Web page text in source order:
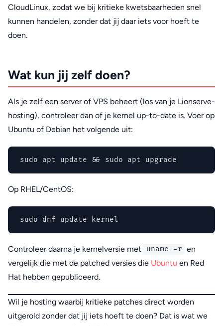
CloudLinux, zodat we bij kritieke kwetsbaarheden snel
kunnen handelen, zonder dat jij daar iets voor hoeft te
doen.
Wat kun jij zelf doen?
Als je zelf een server of VPS beheert (los van je Lionserve-
hosting), controleer dan of je kernel up-to-date is. Voer op
Ubuntu of Debian het volgende uit:
sudo apt update && sudo apt upgrade
Op RHEL/CentOS:
sudo dnf update kernel
Controleer daarna je kernelversie met uname -r en
vergelijk die met de patched versies die Ubuntu en Red
Hat hebben gepubliceerd.
Wil je hosting waarbij kritieke patches direct worden
uitgerold zonder dat jij iets hoeft te doen? Dat is wat we